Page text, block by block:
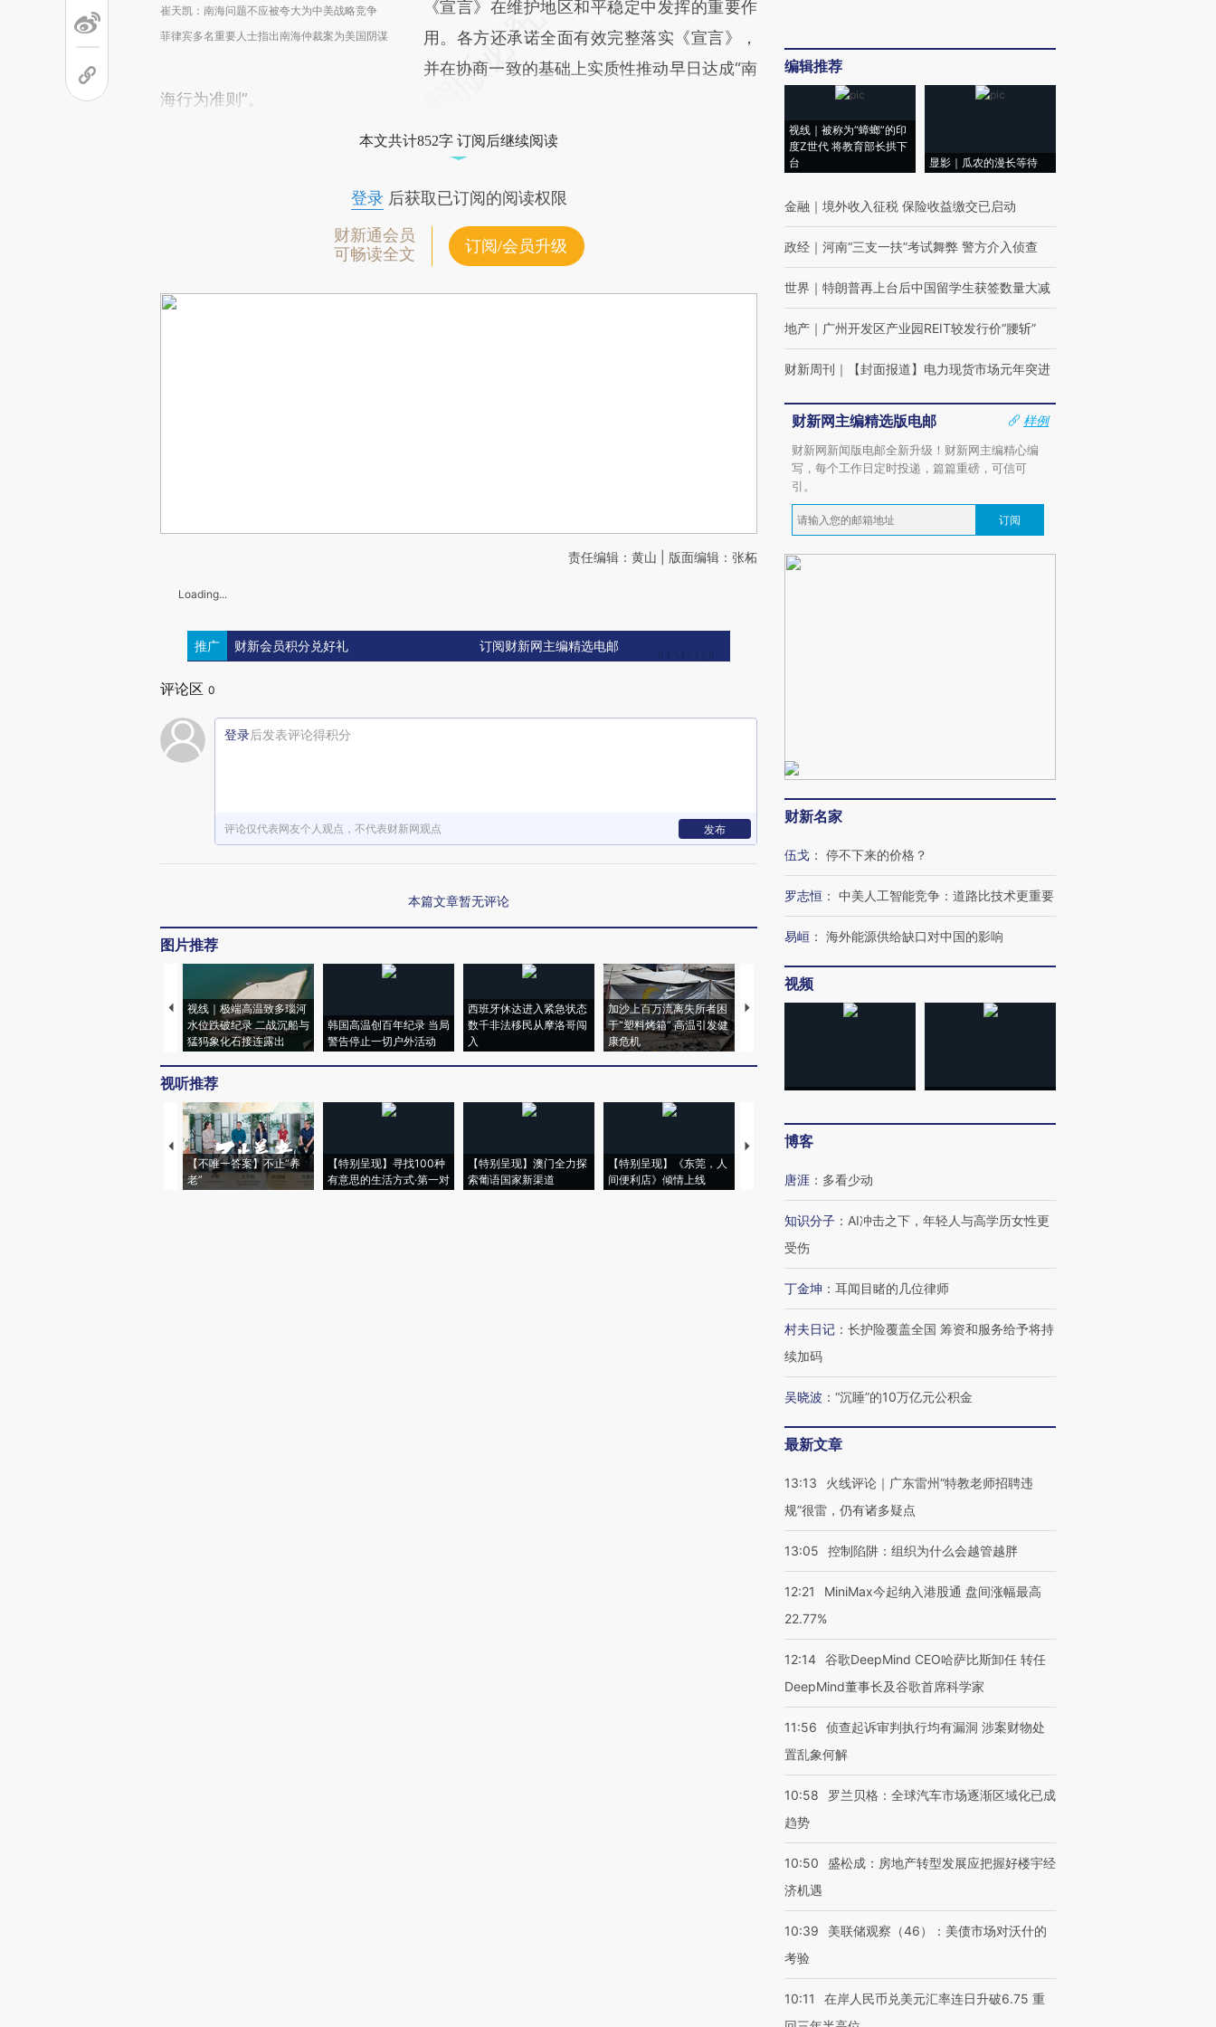
崔天凯：南海问题不应被夸大为中美战略竞争
菲律宾多名重要人士指出南海仲裁案为美国阴谋
《宣言》在维护地区和平稳定中发挥的重要作
用。各方还承诺全面有效完整落实《宣言》，
并在协商一致的基础上实质性推动早日达成“南
海行为准则”。
本文共计852字 订阅后继续阅读
登录后获取已订阅的阅读权限
财新通会员
可畅读全文
订阅/会员升级
责任编辑：黄山 | 版面编辑：张柘
Loading...
推广 财新会员积分兑好礼 订阅财新网主编精选电邮
评论区 0
登录后发表评论得积分
评论仅代表网友个人观点，不代表财新网观点 发布
本篇文章暂无评论
图片推荐
视线｜极端高温致多瑙河
水位跌破纪录 二战沉船与
猛犸象化石接连露出
韩国高温创百年纪录 当局
警告停止一切户外活动
西班牙休达进入紧急状态
数千非法移民从摩洛哥闯
入
加沙上百万流离失所者困
于“塑料烤箱” 高温引发健
康危机
马航飞行员跨国走私7万
视听推荐
【不唯一答案】不止“养
老”
【特别呈现】寻找100种
有意思的生活方式·第一对
【特别呈现】澳门全力探
索葡语国家新渠道
【特别呈现】《东莞，人
间便利店》倾情上线
【推广】走进第四届链博
编辑推荐
视线｜被称为“蟑螂”的印
度Z世代 将教育部长拱下
台
显影｜瓜农的漫长等待
金融 ｜ 境外收入征税 保险收益缴交已启动
政经 ｜ 河南“三支一扶”考试舞弊 警方介入侦查
世界 ｜ 特朗普再上台后中国留学生获签数量大减
地产 ｜ 广州开发区产业园REIT较发行价“腰斩”
财新周刊 ｜ 【封面报道】电力现货市场元年突进
财新网主编精选版电邮
样例
财新网新闻版电邮全新升级！财新网主编精心编
写，每个工作日定时投递，篇篇重磅，可信可
引。
订阅
财新名家
伍戈 ： 停不下来的价格？
罗志恒 ： 中美人工智能竞争：道路比技术更重要
易峘 ： 海外能源供给缺口对中国的影响
视频
博客
唐涯 ： 多看少动
知识分子 ： AI冲击之下，年轻人与高学历女性更
受伤
丁金坤 ： 耳闻目睹的几位律师
村夫日记 ： 长护险覆盖全国 筹资和服务给予将持
续加码
吴晓波 ： “沉睡”的10万亿元公积金
最新文章
13:13
火线评论｜广东雷州“特教老师招聘违
规”很雷，仍有诸多疑点
13:05 控制陷阱：组织为什么会越管越胖
12:21
MiniMax今起纳入港股通 盘间涨幅最高
22.77%
12:14 谷歌DeepMind CEO哈萨比斯卸任 转任
DeepMind董事长及谷歌首席科学家
11:56
侦查起诉审判执行均有漏洞 涉案财物处
置乱象何解
10:58
罗兰贝格：全球汽车市场逐渐区域化已成
趋势
10:50
盛松成：房地产转型发展应把握好楼宇经
济机遇
10:39
美联储观察（46）：美债市场对沃什的
考验
10:11
在岸人民币兑美元汇率连日升破6.75 重